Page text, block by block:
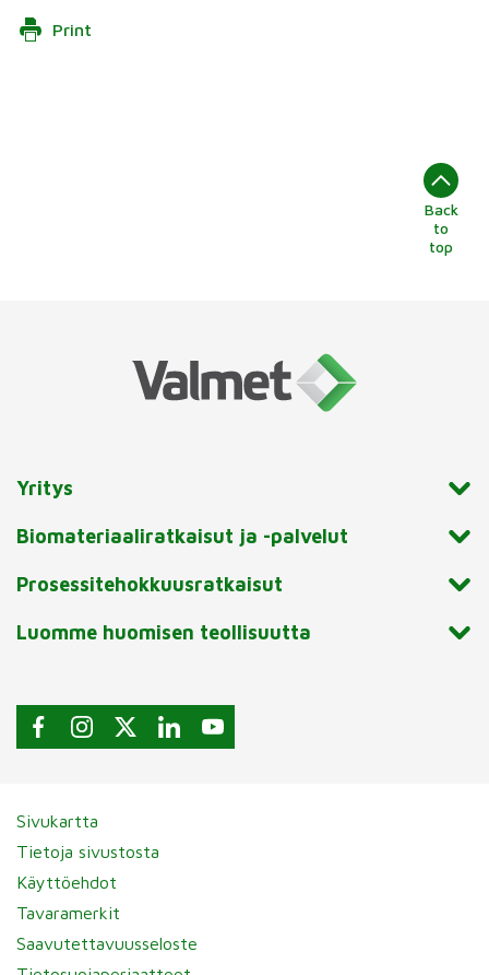
Print
Back
to
top
Yritys
Biomateriaaliratkaisut ja -palvelut
Prosessitehokkuusratkaisut
Luomme huomisen teollisuutta
Sivukartta
Tietoja sivustosta
Käyttöehdot
Tavaramerkit
Saavutettavuusseloste